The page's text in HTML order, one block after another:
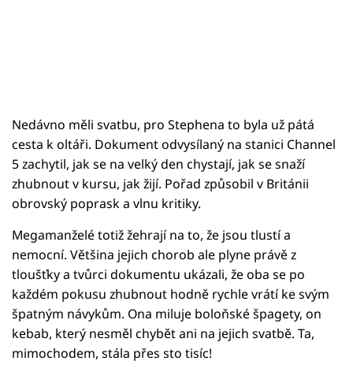
Nedávno měli svatbu, pro Stephena to byla už pátá
cesta k oltáři. Dokument odvysílaný na stanici Channel
5 zachytil, jak se na velký den chystají, jak se snaží
zhubnout v kursu, jak žijí. Pořad způsobil v Británii
obrovský poprask a vlnu kritiky.
Megamanželé totiž žehrají na to, že jsou tlustí a
nemocní. Většina jejich chorob ale plyne právě z
tloušťky a tvůrci dokumentu ukázali, že oba se po
každém pokusu zhubnout hodně rychle vrátí ke svým
špatným návykům. Ona miluje boloňské špagety, on
kebab, který nesměl chybět ani na jejich svatbě. Ta,
mimochodem, stála přes sto tisíc!